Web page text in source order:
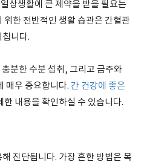
상생활에 큰 제약을 받을 필요는
위한 전반적인 생활 습관은 간혈관
니다.
분한 수분 섭취, 그리고 금주와
매우 중요합니다. 간 건강에 좋은
한 내용을 확인하실 수 있습니다.
진단됩니다. 가장 흔한 방법은 복